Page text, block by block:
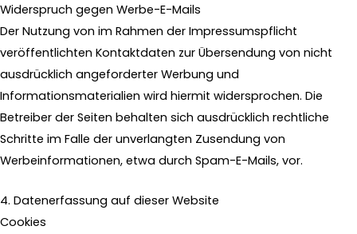
Widerspruch gegen Werbe-E-Mails
Der Nutzung von im Rahmen der Impressumspflicht
veröffentlichten Kontaktdaten zur Übersendung von nicht
ausdrücklich angeforderter Werbung und
Informationsmaterialien wird hiermit widersprochen. Die
Betreiber der Seiten behalten sich ausdrücklich rechtliche
Schritte im Falle der unverlangten Zusendung von
Werbeinformationen, etwa durch Spam-E-Mails, vor.
4. Datenerfassung auf dieser Website
Cookies